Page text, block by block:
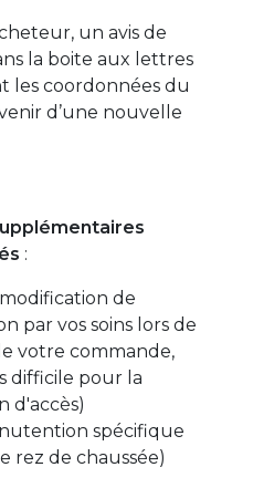
un avis de
la boite aux lettres
les coordonnées du
d’une nouvelle
:
de
par vos soins lors de
votre commande,
difficile pour la
d'accès)
spécifique
rez de chaussée)